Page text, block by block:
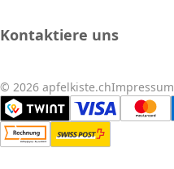
Kontaktiere uns
© 2026 apfelkiste.chImpressum